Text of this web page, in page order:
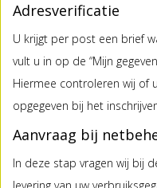
Adresverificatie
U krijgt per post een brief
vult u in op de “Mijn
Hiermee controleren wij of
opgegeven bij het
Aanvraag bij
In deze stap vragen wij bij